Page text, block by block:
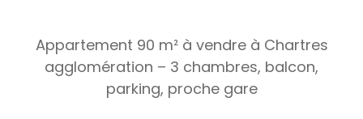
Appartement 90 m² à vendre à Chartres
agglomération – 3 chambres, balcon,
parking, proche gare